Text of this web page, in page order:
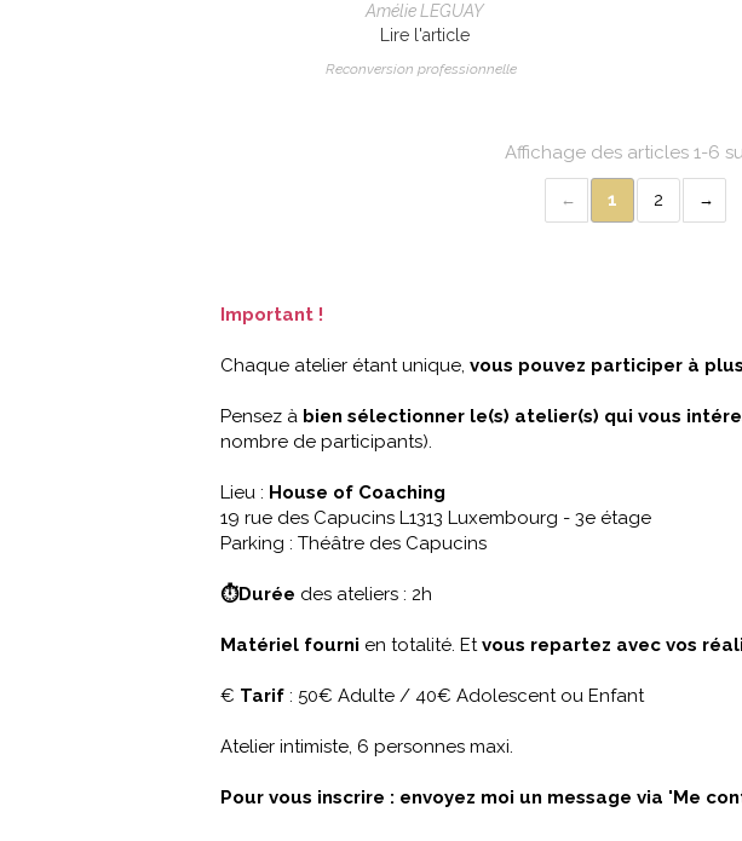
Amélie LEGUAY
Lire l'article
Reconversion professionnelle
Affichage des articles 1-6
1 2
Important !
Chaque atelier étant unique, vous pouvez participer à
Pensez à bien sélectionner le(s) atelier(s) qui vous
nombre de participants).
Lieu : House of Coaching
19 rue des Capucins L1313 Luxembourg - 3e étage
Parking : Théâtre des Capucins
⏱Durée des ateliers : 2h
Matériel fourni en totalité. Etvous repartez avec vos
€ Tarif : 50€ Adulte / 40€ Adolescent ou Enfant
Atelier intimiste, 6 personnes maxi.
Pour vous inscrire : envoyez moi un message via 'Me